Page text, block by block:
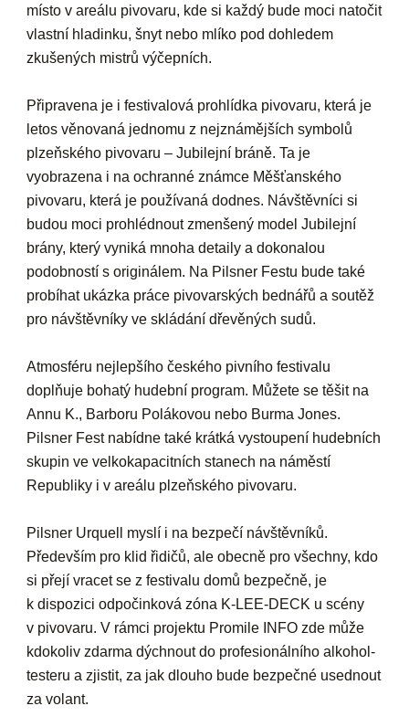
místo v areálu pivovaru, kde si každý bude moci natočit
vlastní hladinku, šnyt nebo mlíko pod dohledem
zkušených mistrů výčepních.
Připravena je i festivalová prohlídka pivovaru, která je
letos věnovaná jednomu z nejznámějších symbolů
plzeňského pivovaru – Jubilejní bráně. Ta je
vyobrazena i na ochranné známce Měšťanského
pivovaru, která je používaná dodnes. Návštěvníci si
budou moci prohlédnout zmenšený model Jubilejní
brány, který vyniká mnoha detaily a dokonalou
podobností s originálem. Na Pilsner Festu bude také
probíhat ukázka práce pivovarských bednářů a soutěž
pro návštěvníky ve skládání dřevěných sudů.
Atmosféru nejlepšího českého pivního festivalu
doplňuje bohatý hudební program. Můžete se těšit na
Annu K., Barboru Polákovou nebo Burma Jones.
Pilsner Fest nabídne také krátká vystoupení hudebních
skupin ve velkokapacitních stanech na náměstí
Republiky i v areálu plzeňského pivovaru.
Pilsner Urquell myslí i na bezpečí návštěvníků.
Především pro klid řidičů, ale obecně pro všechny, kdo
si přejí vracet se z festivalu domů bezpečně, je
k dispozici odpočinková zóna K-LEE-DECK u scény
v pivovaru. V rámci projektu Promile INFO zde může
kdokoliv zdarma dýchnout do profesionálního alkohol-
testeru a zjistit, za jak dlouho bude bezpečné usednout
za volant.